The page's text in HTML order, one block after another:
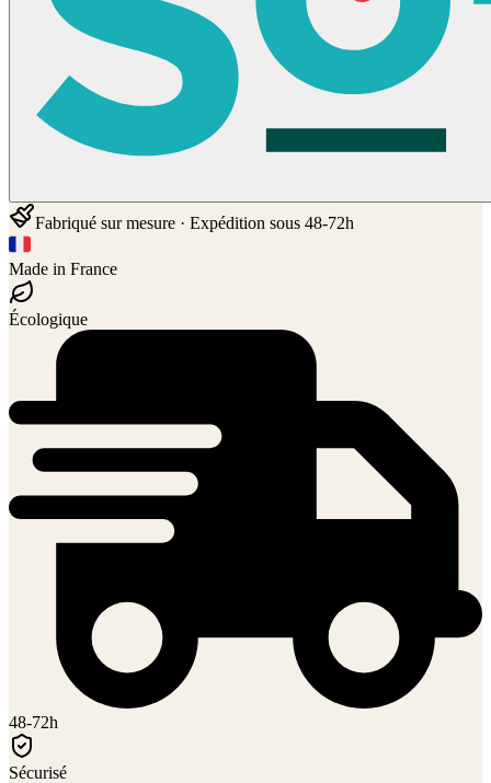
Fabriqué sur mesure · Expédition sous 48-72h
Made in France
Écologique
48-72h
Sécurisé